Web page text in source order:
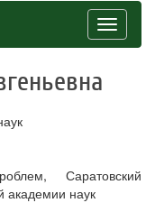
Toggle
Саратовский
академии наук